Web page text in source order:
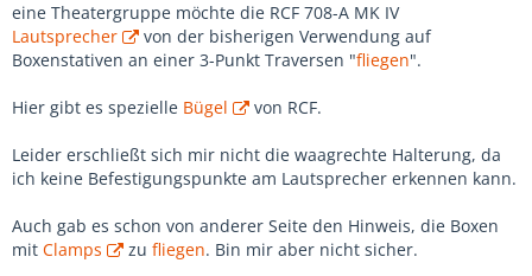
eine Theatergruppe möchte die RCF 708-A MK IV
Lautsprecher
von der bisherigen Verwendung auf
Boxenstativen an einer 3-Punkt Traversen "fliegen".
Hier gibt es spezielle Bügel von RCF.
Leider erschließt sich mir nicht die waagrechte Halterung, da
ich keine Befestigungspunkte am Lautsprecher erkennen kann.
Auch gab es schon von anderer Seite den Hinweis, die Boxen
mit Clamps zu fliegen. Bin mir aber nicht sicher.